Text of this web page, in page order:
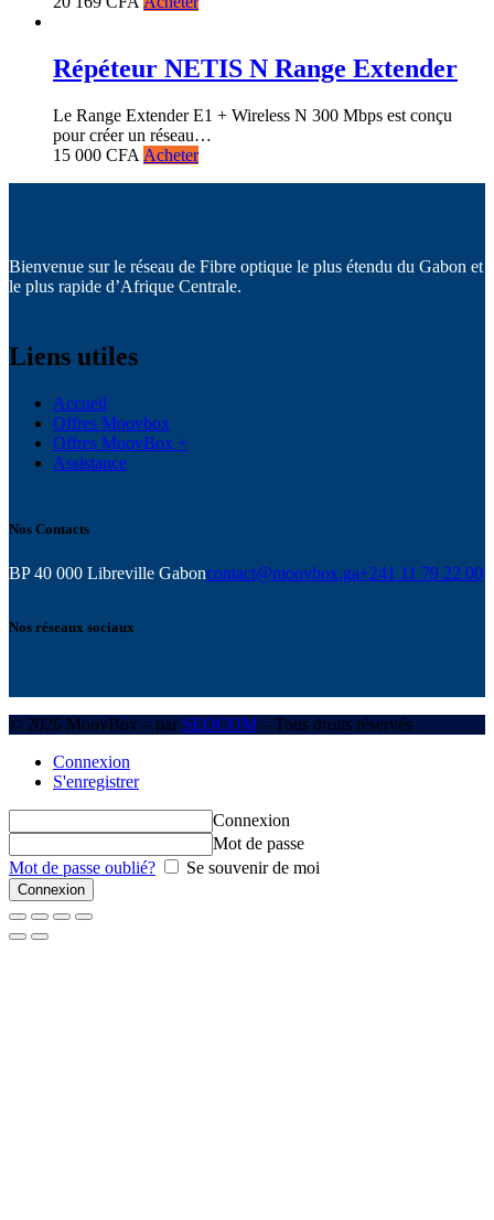
Répéteur NETIS N Range Extender
Le Range Extender E1 + Wireless N 300 Mbps est conçu
pour créer un réseau…
15 000 CFA Acheter
Bienvenue sur le réseau de Fibre optique le plus étendu du Gabon et
le plus rapide d’Afrique Centrale.
Liens utiles
Accueil
Offres Moovbox
Offres MoovBox +
Assistance
Nos Contacts
BP 40 000 Libreville Gaboncontact@moovbox.ga+241 11 79 22 00
Nos réseaux sociaux
© 2026 MoovBox – par SEOCOM – Tous droits réservés
Connexion
S'enregistrer
Connexion
Mot de passe
Mot de passe oublié?
Se souvenir de moi